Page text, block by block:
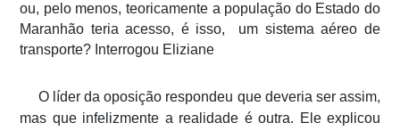
ou, pelo menos, teoricamente a população do Estado do
Maranhão teria acesso, é isso, um sistema aéreo de
transporte? Interrogou Eliziane
O líder da oposição respondeu que deveria ser assim,
mas que infelizmente a realidade é outra. Ele explicou